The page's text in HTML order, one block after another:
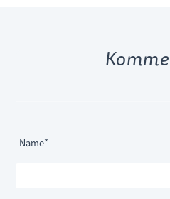
Pflichtfeld
Name*